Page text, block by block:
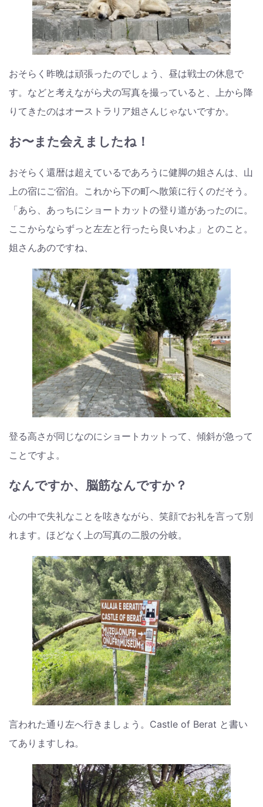
おそらく昨晩は頑張ったのでしょう、昼は戦士の休息で
す。などと考えながら犬の写真を撮っていると、上から降
りてきたのはオーストラリア姐さんじゃないですか。
お〜また会えましたね！
おそらく還暦は超えているであろうに健脚の姐さんは、山
上の宿にご宿泊。これから下の町へ散策に行くのだそう。
「あら、あっちにショートカットの登り道があったのに。
ここからならずっと左左と行ったら良いわよ」とのこと。
姐さんあのですね、
登る高さが同じなのにショートカットって、傾斜が急って
ことですよ。
なんですか、脳筋なんですか？
心の中で失礼なことを呟きながら、笑顔でお礼を言って別
れます。ほどなく上の写真の二股の分岐。
言われた通り左へ行きましょう。Castle of Berat と書い
てありますしね。